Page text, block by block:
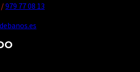
/979 77 08 13